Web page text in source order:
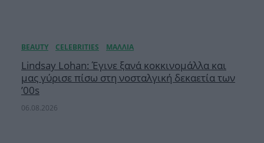
Lindsay Lohan: Έγινε ξανά κοκκινομάλλα και
μας γύρισε πίσω στη νοσταλγική δεκαετία των
’00s
06.08.2026